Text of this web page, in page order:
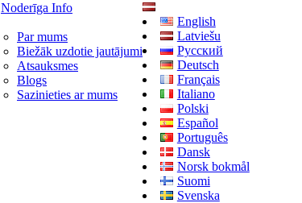
Noderīga Info
Par mums
Biežāk uzdotie jautājumi
Atsauksmes
Blogs
Sazinieties ar mums
English
Latviešu
Русский
Deutsch
Français
Italiano
Polski
Español
Português
Dansk
Norsk bokmål
Suomi
Svenska